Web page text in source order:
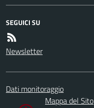
SEGUICI SU
Newsletter
Dati monitoraggio
Mappa del Sito